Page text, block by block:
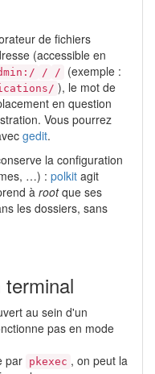
de fichiers
(accessible en
/ / (exemple :
), le mot de
en question
Vous pourrez
gedit.
la configuration
…) : polkit agit
à rootque ses
les dossiers, sans
au sein d'un
pas en mode
par
pkexec , on peut la